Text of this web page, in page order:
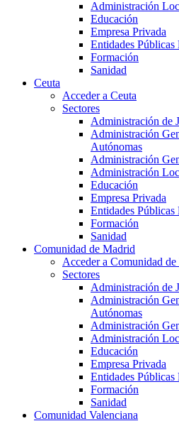
Administración
Educación
Empresa Privada
Entidades Públicas
Formación
Sanidad
Ceuta
Acceder a Ceuta
Sectores
Administración de
Administración
Autónomas
Administración
Administración
Educación
Empresa Privada
Entidades Públicas
Formación
Sanidad
Comunidad de Madrid
Acceder a Comunidad
Sectores
Administración de
Administración
Autónomas
Administración
Administración
Educación
Empresa Privada
Entidades Públicas
Formación
Sanidad
Comunidad Valenciana